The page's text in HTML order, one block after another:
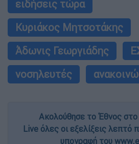
ειδήσεις τώρα
Κυριάκος Μητσοτάκης
Άδωνις Γεωργιάδης
νοσηλευτές
Ακολούθησε το Έθνος
Live όλες οι εξελίξεις λεπτό
υπογραφή του